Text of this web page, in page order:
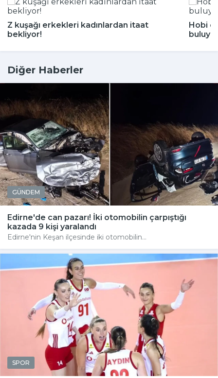
Z kuşağı erkekleri kadınlardan itaat
bekliyor!
Hobi
Diğer Haberler
GÜNDEM
Edirne'de can pazarı! İki otomobilin çarpıştığı
kazada 9 kişi yaralandı
Edirne'nin Keşan ilçesinde iki otomobilin...
SPOR